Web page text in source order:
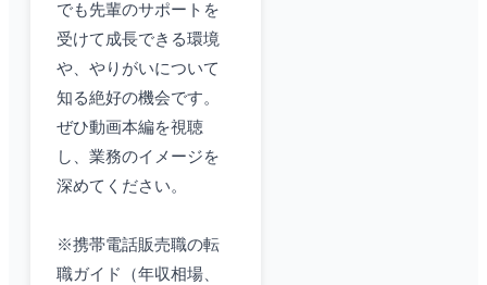
でも先輩のサポートを
受けて成長できる環境
や、やりがいについて
知る絶好の機会です。
ぜひ動画本編を視聴
し、業務のイメージを
深めてください。
※携帯電話販売職の転
職ガイド（年収相場、